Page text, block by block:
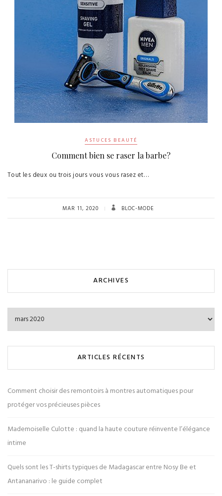
ASTUCES BEAUTÉ
Comment bien se raser la barbe?
Tout les deux ou trois jours vous vous rasez et…
MAR 11, 2020 BLOC-MODE
ARCHIVES
ARTICLES RÉCENTS
Comment choisir des remontoirs à montres automatiques pour
protéger vos précieuses pièces
Mademoiselle Culotte : quand la haute couture réinvente l’élégance
intime
Quels sont les T-shirts typiques de Madagascar entre Nosy Be et
Antananarivo : le guide complet